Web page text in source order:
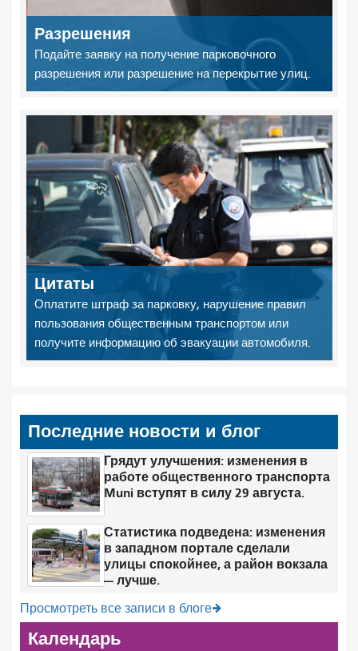
Разрешения
Подайте заявку на получение парковочного
разрешения или разрешение на перекрытие улиц.
Цитаты
Оплатите штраф за парковку, нарушение правил
пользования общественным транспортом или
получите информацию об эвакуации автомобиля.
Последние новости и блог
Грядут улучшения: изменения в
работе общественного транспорта
Muni вступят в силу 29 августа.
Статистика подведена: изменения
в западном портале сделали
улицы спокойнее, а район вокзала
— лучше.
Просмотреть все записи в блоге
Календарь